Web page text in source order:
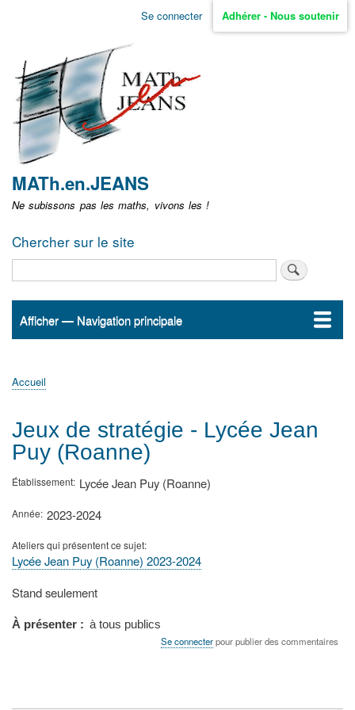
Aller
non
identifié
Se connecter Adhérer - Nous soutenir
MATh.en.JEANS
Ne subissons pas les maths, vivons les !
Chercher sur le site
Navigation
Afficher — Navigation principale
Accueil
ActualitésMATh.en.JEANS ?
Régions et Ateliers
Créer, gérer un atelier
Sujets/Publications
Congrès
d'Ariane
Accueil
Jeux de stratégie - Lycée Jean
Puy (Roanne)
Établissement Lycée Jean Puy (Roanne)
Année 2023-2024
Ateliers qui présentent ce sujet
Lycée Jean Puy (Roanne) 2023-2024
Type
présentation
Stand seulement
À présenter à tous publics
Se connecterpour publier des commentaires